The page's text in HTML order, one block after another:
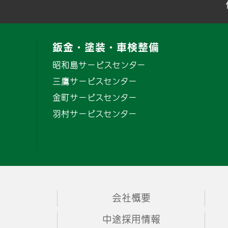
鈑金・塗装・車検整備
昭和島サービスセンター
三鷹サービスセンター
金町サービスセンター
羽村サービスセンター
会社概要
中途採用情報